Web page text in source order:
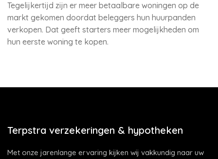
Tegelijkertijd zijn er meer betaalbare woningen op de
markt gekomen doordat beleggers hun huurpanden
verkopen. Dat geeft starters meer mogelijkheden om
hun eerste woning te kopen.
Terpstra verzekeringen & hypotheken
Met onze jarenlange ervaring kijken wij vakkundig naar uw